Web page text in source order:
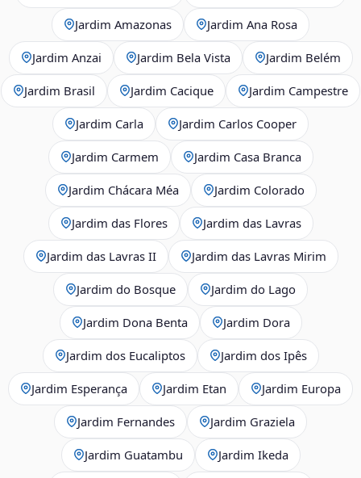
Jardim Amazonas Jardim Ana Rosa
Jardim Anzai Jardim Bela Vista Jardim Belém
Jardim Brasil Jardim Cacique Jardim Campestre
Jardim Carla Jardim Carlos Cooper
Jardim Carmem Jardim Casa Branca
Jardim Chácara Méa Jardim Colorado
Jardim das Flores Jardim das Lavras
Jardim das Lavras II Jardim das Lavras Mirim
Jardim do Bosque Jardim do Lago
Jardim Dona Benta Jardim Dora
Jardim dos Eucaliptos Jardim dos Ipês
Jardim Esperança Jardim Etan Jardim Europa
Jardim Fernandes Jardim Graziela
Jardim Guatambu Jardim Ikeda